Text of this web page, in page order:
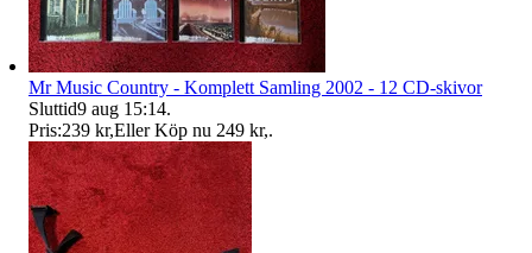
Mr Music Country - Komplett Samling 2002 - 12 CD-skivor
Sluttid9 aug 15:14.
Pris:239 kr,Eller Köp nu 249 kr,.